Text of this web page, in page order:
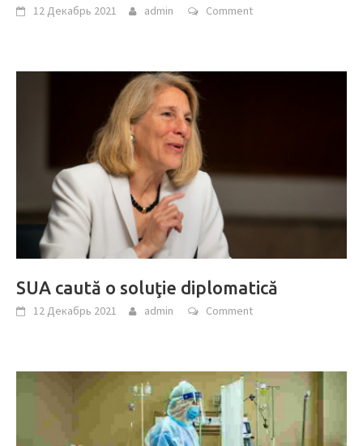
12 Декабрь 2021 admin Comment
SUA caută o soluţie diplomatică
12 Декабрь 2021 admin Comment